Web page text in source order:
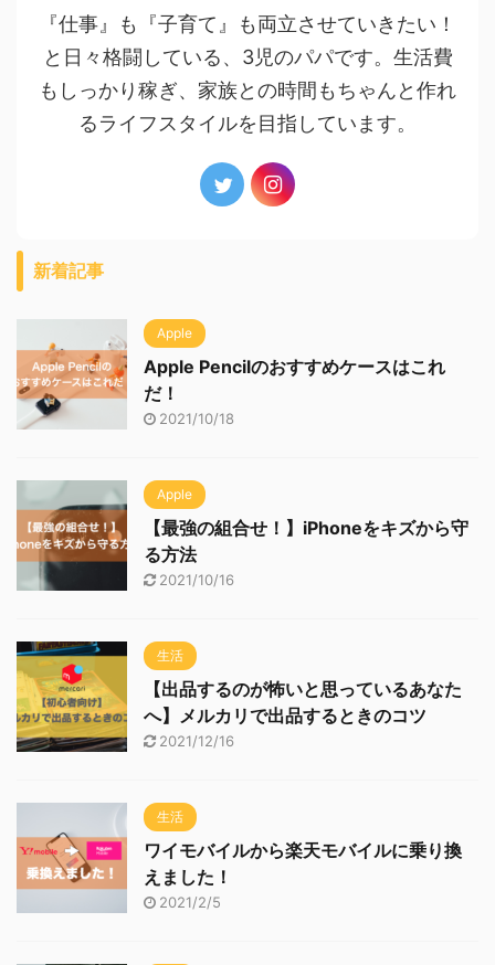
『仕事』も『子育て』も両立させていきたい！
と日々格闘している、3児のパパです。生活費
もしっかり稼ぎ、家族との時間もちゃんと作れ
るライフスタイルを目指しています。
新着記事
Apple
Apple Pencilのおすすめケースはこれ
だ！
2021/10/18
Apple
【最強の組合せ！】iPhoneをキズから守
る方法
2021/10/16
生活
【出品するのが怖いと思っているあなた
へ】メルカリで出品するときのコツ
2021/12/16
生活
ワイモバイルから楽天モバイルに乗り換
えました！
2021/2/5